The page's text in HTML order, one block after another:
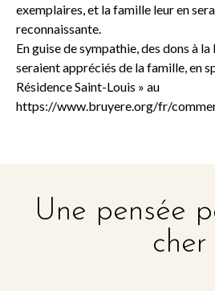
exemplaires, et la famille leur en
reconnaissante.
En guise de sympathie, des dons à
seraient appréciés de la famille, en
Résidence Saint-Louis » au
https://www.bruyere.org/fr/
Une pensée
cher